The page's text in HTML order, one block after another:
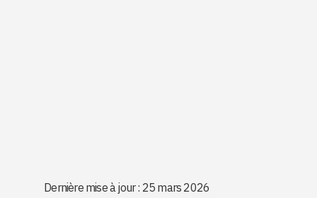
Dernière mise à jour : 25 mars 2026